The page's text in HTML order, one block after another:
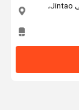
4/F، ساختمان D9، شماره 6، خیابان Jinxin، پارک صنعتی Jintao،